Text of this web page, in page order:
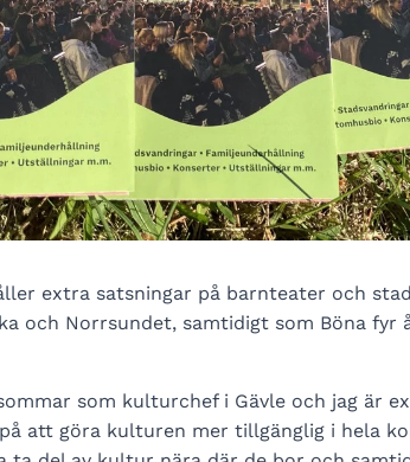
extra satsningar på barnteater och
och Norrsundet, samtidigt som Böna fyr
som kulturchef i Gävle och jag är
att göra kulturen mer tillgänglig i hela